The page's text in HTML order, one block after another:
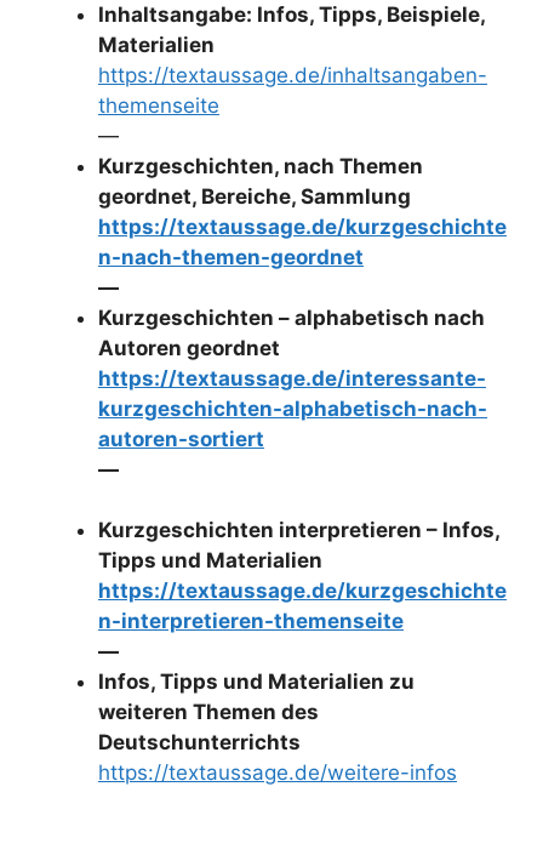
Inhaltsangabe: Infos, Tipps, Beispiele,
Materialien
https://textaussage.de/inhaltsangaben-
themenseite
—
Kurzgeschichten, nach Themen
geordnet, Bereiche, Sammlung
https://textaussage.de/kurzgeschichte
n-nach-themen-geordnet
—
Kurzgeschichten – alphabetisch nach
Autoren geordnet
https://textaussage.de/interessante-
kurzgeschichten-alphabetisch-nach-
autoren-sortiert
—
Kurzgeschichten interpretieren – Infos,
Tipps und Materialien
https://textaussage.de/kurzgeschichte
n-interpretieren-themenseite
—
Infos, Tipps und Materialien zu
weiteren Themen des
Deutschunterrichts
https://textaussage.de/weitere-infos